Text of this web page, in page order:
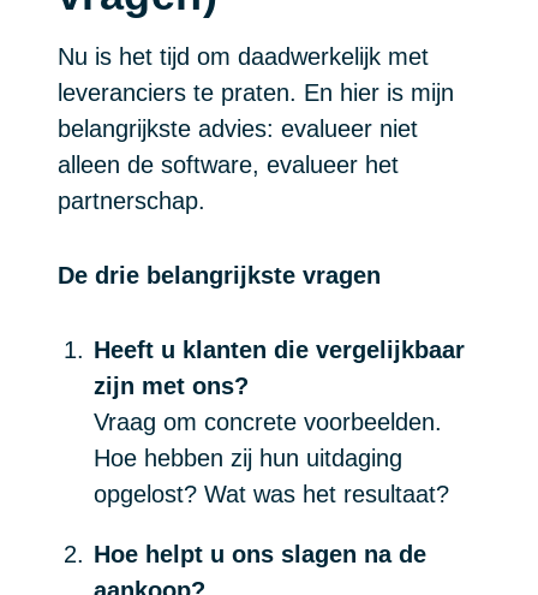
Nu is het tijd om daadwerkelijk met
leveranciers te praten. En hier is mijn
belangrijkste advies: evalueer niet
alleen de software, evalueer het
partnerschap.
De drie belangrijkste vragen
Heeft u klanten die vergelijkbaar
zijn met ons?
Vraag om concrete voorbeelden.
Hoe hebben zij hun uitdaging
opgelost? Wat was het resultaat?
Hoe helpt u ons slagen na de